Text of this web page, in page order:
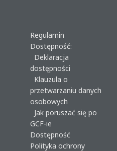
Regulamin
Dostępność:
Deklaracja
dostępności
Klauzula o
przetwarzaniu danych
osobowych
Jak poruszać się po
GCF-ie
Dostępność
Polityka ochrony